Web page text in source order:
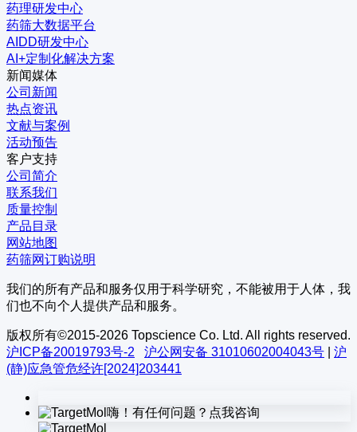
药理研发中心
药筛大数据平台
AIDD研发中心
AI+定制化解决方案
新闻媒体
公司新闻
热点资讯
文献与案例
活动预告
客户支持
公司简介
联系我们
质量控制
产品目录
网站地图
药筛网订购说明
我们的所有产品和服务仅用于科学研究，不能被用于人体，我
们也不向个人提供产品和服务。
版权所有©2015-2026 Topscience Co. Ltd. All rights reserved.
沪ICP备20019793号-2
沪公网安备 31010602004043号
沪
(静)应急管危经许[2024]203441
嗨！有任何问题？点我咨询